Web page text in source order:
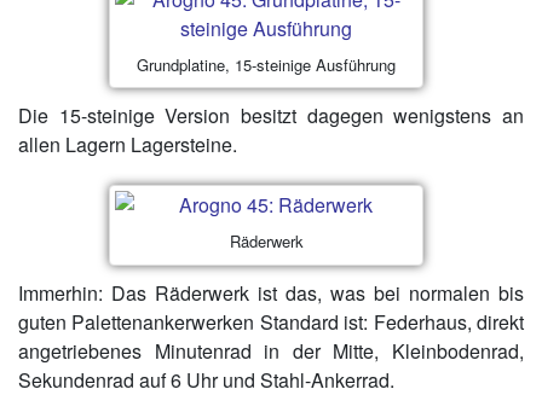
Grundplatine, 15-steinige Ausführung
Die 15-steinige Version besitzt dagegen wenigstens an
allen Lagern Lagersteine.
Räderwerk
Immerhin: Das Räderwerk ist das, was bei normalen bis
guten Palettenankerwerken Standard ist: Federhaus, direkt
angetriebenes Minutenrad in der Mitte, Kleinbodenrad,
Sekundenrad auf 6 Uhr und Stahl-Ankerrad.